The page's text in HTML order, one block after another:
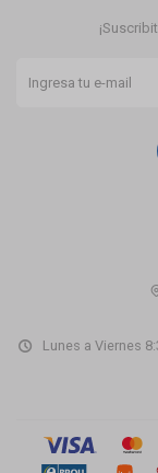
Lunes a Viernes